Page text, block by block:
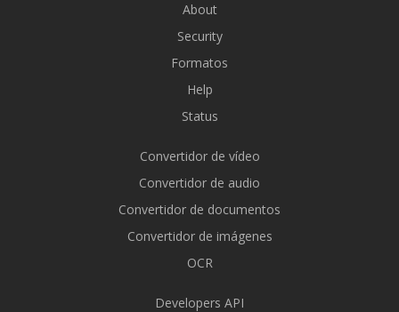
About
Security
Formatos
Help
Status
Convertidor de vídeo
Convertidor de audio
Convertidor de documentos
Convertidor de imágenes
OCR
Developers API